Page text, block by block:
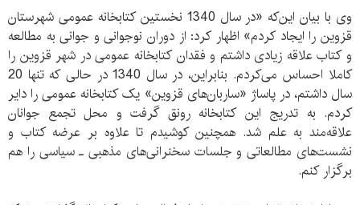
وی با بیان این‌که «در سال 1340 نخستین کتابخانه عمومی شهرستان
قزوین را ایجاد کردم» اظهار کرد: از دوران نوجوانی و جوانی به مطالعه
و کتاب علاقه زیادی داشتم و فقدان کتابخانه عمومی در شهر قزوین را
کاملا احساس می‌کردم. بنابراین، در سال 1340 در حالی که تنها 20
سال داشتم، در پاساژ «ساربان‌های قزوین» یک کتابخانه عمومی را دایر
کردم. به تدریج این کتابخانه رونق گرفت و محل تجمع جوانان
علاقه‌مند به علم شد. همچنین کوشیدم تا علاوه بر عرضه کتاب و
نشست‌های مطالعاتی و جلسات سخنرانی‌های مذهبی ـ سیاسی را هم
برگزار کنم.